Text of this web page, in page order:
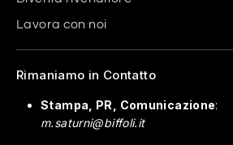
Lavora con noi
Rimaniamo in Contatto
Stampa, PR, Comunicazione:
m.saturni@biffoli.it